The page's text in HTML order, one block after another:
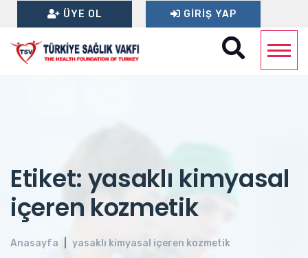
ÜYE OL GIRIŞ YAP
Etiket: yasaklı kimyasal
içeren kozmetik
Anasayfa yasaklı kimyasal içeren kozmetik